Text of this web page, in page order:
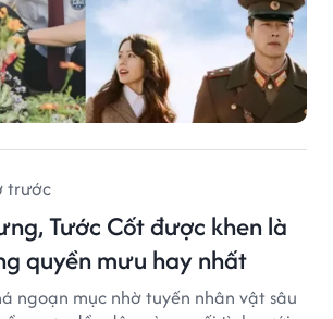
trước
Tước Cốt được khen là
quyền mưu hay nhất
ngoạn mục nhờ tuyến nhân vật sâu